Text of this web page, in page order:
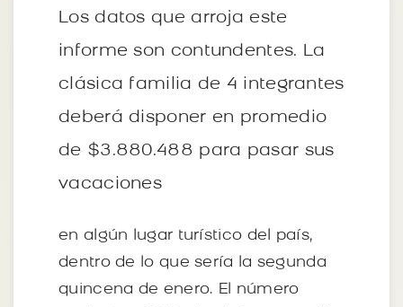
Los datos que arroja este
informe son contundentes. La
clásica familia de 4 integrantes
deberá disponer en promedio
de $3.880.488 para pasar sus
vacaciones
en algún lugar turístico del país,
dentro de lo que sería la segunda
quincena de enero. El número